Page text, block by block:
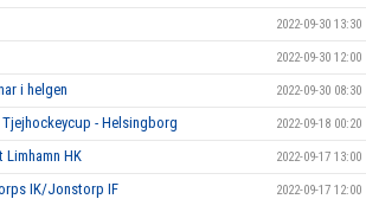
2022-09-30 13:30
2022-09-30 12:00
i helgen 2022-09-30 08:30
- Helsingborg 2022-09-18 00:20
HK 2022-09-17 13:00
IK/Jonstorp IF 2022-09-17 12:00